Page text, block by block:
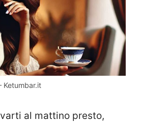
Ketumbar.it
al mattino presto,